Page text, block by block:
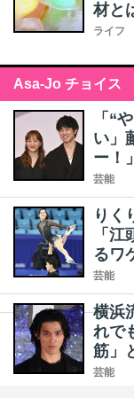
材と
ライフ
Asa-Jo チョイス
「“
い」
ー！
芸能
りく
「
るワ
芸能
横浜
れで
筋」
芸能